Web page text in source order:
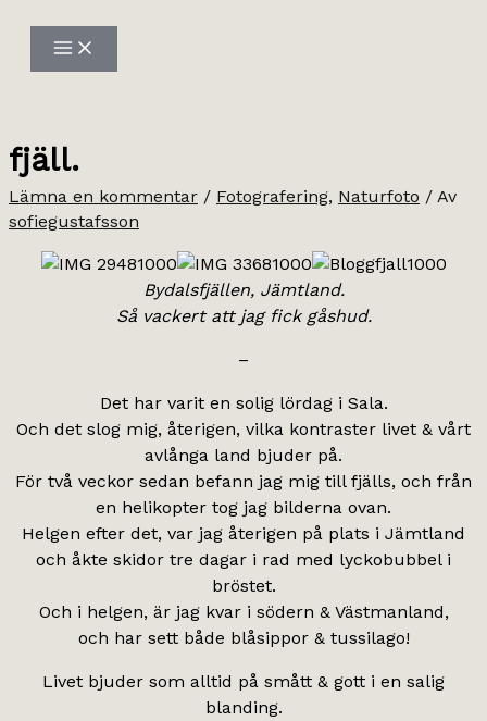
innehåll
fjäll.
Lämna en kommentar / Fotografering, Naturfoto / Av
sofiegustafsson
Bydalsfjällen, Jämtland.
Så vackert att jag fick gåshud.
–
Det har varit en solig lördag i Sala.
Och det slog mig, återigen, vilka kontraster livet & vårt
avlånga land bjuder på.
För två veckor sedan befann jag mig till fjälls, och från
en helikopter tog jag bilderna ovan.
Helgen efter det, var jag återigen på plats i Jämtland
och åkte skidor tre dagar i rad med lyckobubbel i
bröstet.
Och i helgen, är jag kvar i södern & Västmanland,
och har sett både blåsippor & tussilago!
Livet bjuder som alltid på smått & gott i en salig
blanding.